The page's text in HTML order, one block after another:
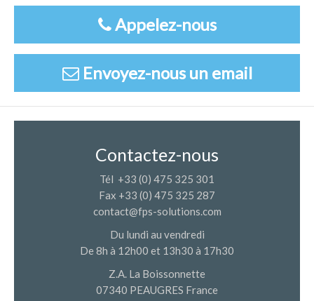
Appelez-nous
Envoyez-nous un email
Contactez-nous
Tél +33 (0) 475 325 301
Fax +33 (0) 475 325 287
contact@fps-solutions.com
Du lundi au vendredi
De 8h à 12h00 et 13h30 à 17h30
Z.A. La Boissonnette
07340 PEAUGRES France